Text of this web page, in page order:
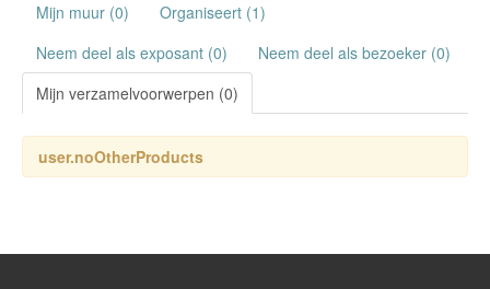
Mijn muur (0)
Organiseert (1)
Neem deel als exposant (0)
Neem deel als bezoeker (0)
Mijn verzamelvoorwerpen (0)
user.noOtherProducts